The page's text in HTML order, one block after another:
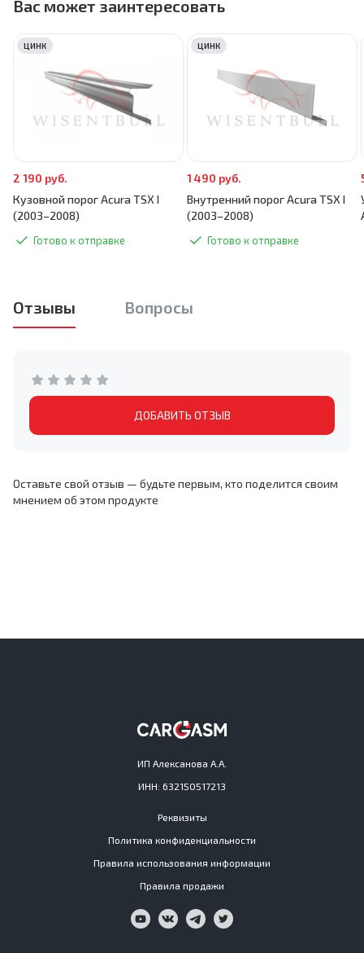
Вас может заинтересовать
2 190 руб.
Кузовной порог Acura TSX I
(2003–2008)
Готово к отправке
ЦИНК
1 490 руб.
Внутренний порог Acura TSX I
(2003–2008)
Готово к отправке
ЦИНК
Отзывы Вопросы
ДОБАВИТЬ ОТЗЫВ
Оставьте свой отзыв — будьте первым, кто поделится своим
мнением об этом продукте
ИП Алексанова А.А.
ИНН: 632150517213
Реквизиты
Политика конфиденциальности
Правила использования информации
Правила продажи